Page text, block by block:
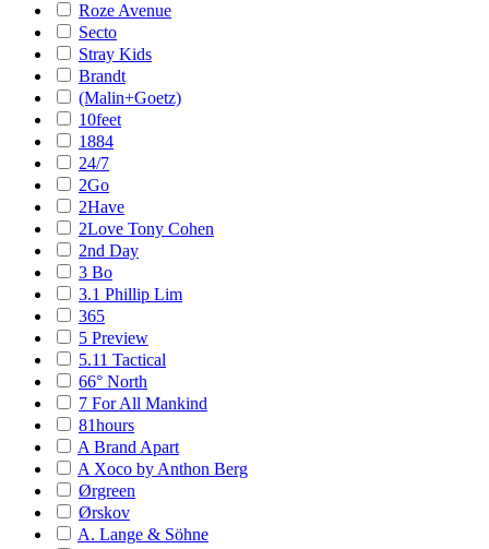
Roze Avenue
Secto
Stray Kids
Brandt
(Malin+Goetz)
10feet
1884
24/7
2Go
2Have
2Love Tony Cohen
2nd Day
3 Bo
3.1 Phillip Lim
365
5 Preview
5.11 Tactical
66° North
7 For All Mankind
81hours
A Brand Apart
A Xoco by Anthon Berg
Ørgreen
Ørskov
A. Lange & Söhne